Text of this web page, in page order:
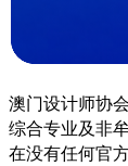
澳门设计师协
综合专业及非
在没有任何官